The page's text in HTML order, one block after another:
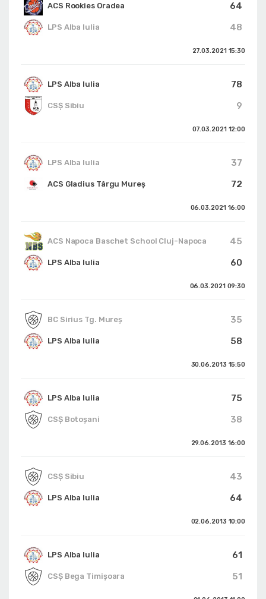
ACS Rookies Oradea
64
48
LPS Alba Iulia
27.03.2021 15:30
LPS Alba Iulia
78
9
CSȘ Sibiu
07.03.2021 12:00
LPS Alba Iulia
37
72
ACS Gladius Târgu Mureș
06.03.2021 16:00
ACS Napoca Baschet School Cluj-Napoca
45
60
LPS Alba Iulia
06.03.2021 09:30
BC Sirius Tg. Mureș
35
58
LPS Alba Iulia
30.06.2013 15:50
LPS Alba Iulia
75
38
CSȘ Botoșani
29.06.2013 16:00
CSȘ Sibiu
43
64
LPS Alba Iulia
02.06.2013 10:00
LPS Alba Iulia
61
51
CSȘ Bega Timișoara